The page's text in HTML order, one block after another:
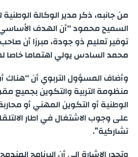
من جانبه، ذكر مدير الوكالة الوطنية
السميح محمود “أن الهدف الأساسي
توفير تعليم ذو جودة، مبرزا أن
محمد السادس يولي اهتماما خاصا
وأضاف المسؤول التربوي أن “هناك
منظومة التربية والتكوين بجميع
الوطنية أو التكوين المهني أو
على وجوب الاشتغال في اطار
تشاركية”.